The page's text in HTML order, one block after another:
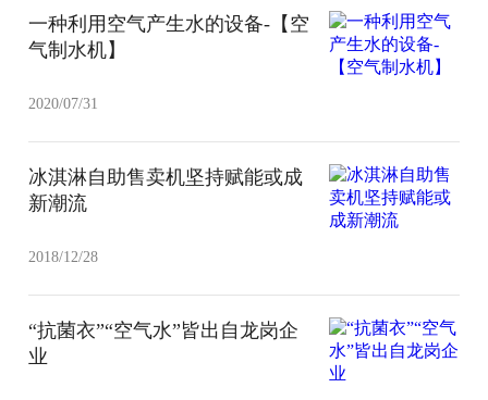
一种利用空气产生水的设备-【空
气制水机】
2020/07/31
冰淇淋自助售卖机坚持赋能或成
新潮流
2018/12/28
“抗菌衣”“空气水”皆出自龙岗企
业